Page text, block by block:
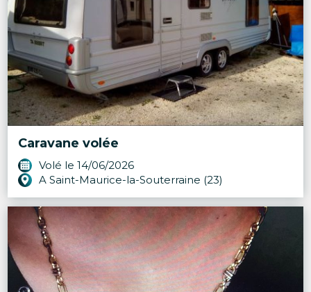
Caravane volée
Volé le 14/06/2026
A Saint-Maurice-la-Souterraine (23)